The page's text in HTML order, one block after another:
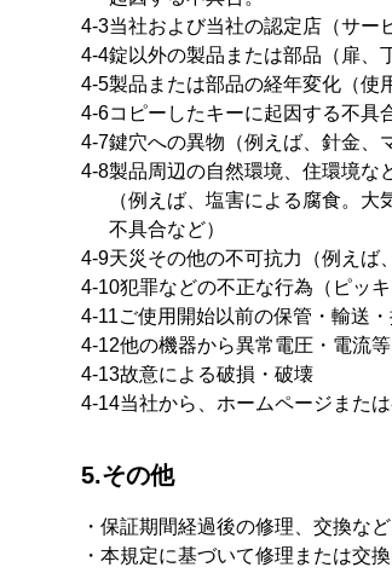
4-3当社および当社の認定店（サー
4-4錠以外の製品または部品（扉、
4-5製品または部品の経年変化（使
4-6コピーしたキーに起因する不具
4-7鍵穴への異物（例えば、針金、
4-8製品周辺の自然環境、住環境な
（例えば、塩害による腐食。
不具合など）
4-9天災その他の不可抗力（例えば
4-10犯罪などの不正な行為（ピッ
4-11ご使用開始以前の保管・輸送
4-12他の機器から異常電圧・電流
4-13故意による破損・破壊
4-14当社から、ホームページまた
5.その他
・保証期間経過後の修理、交換など
・本規定に基づいて修理または交